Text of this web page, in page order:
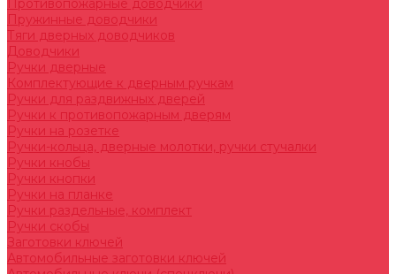
Противопожарные доводчики
Пружинные доводчики
Тяги дверных доводчиков
Доводчики
Ручки дверные
Комплектующие к дверным ручкам
Ручки для раздвижных дверей
Ручки к противопожарным дверям
Ручки на розетке
Ручки-кольца, дверные молотки, ручки стучалки
Ручки кнобы
Ручки кнопки
Ручки на планке
Ручки раздельные, комплект
Ручки скобы
Заготовки ключей
Автомобильные заготовки ключей